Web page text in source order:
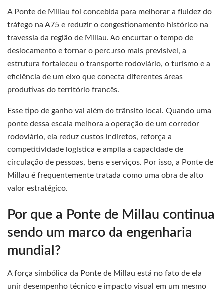
A Ponte de Millau foi concebida para melhorar a fluidez do
tráfego na A75 e reduzir o congestionamento histórico na
travessia da região de Millau. Ao encurtar o tempo de
deslocamento e tornar o percurso mais previsível, a
estrutura fortaleceu o transporte rodoviário, o turismo e a
eficiência de um eixo que conecta diferentes áreas
produtivas do território francês.
Esse tipo de ganho vai além do trânsito local. Quando uma
ponte dessa escala melhora a operação de um corredor
rodoviário, ela reduz custos indiretos, reforça a
competitividade logística e amplia a capacidade de
circulação de pessoas, bens e serviços. Por isso, a Ponte de
Millau é frequentemente tratada como uma obra de alto
valor estratégico.
Por que a Ponte de Millau continua
sendo um marco da engenharia
mundial?
A força simbólica da Ponte de Millau está no fato de ela
unir desempenho técnico e impacto visual em um mesmo